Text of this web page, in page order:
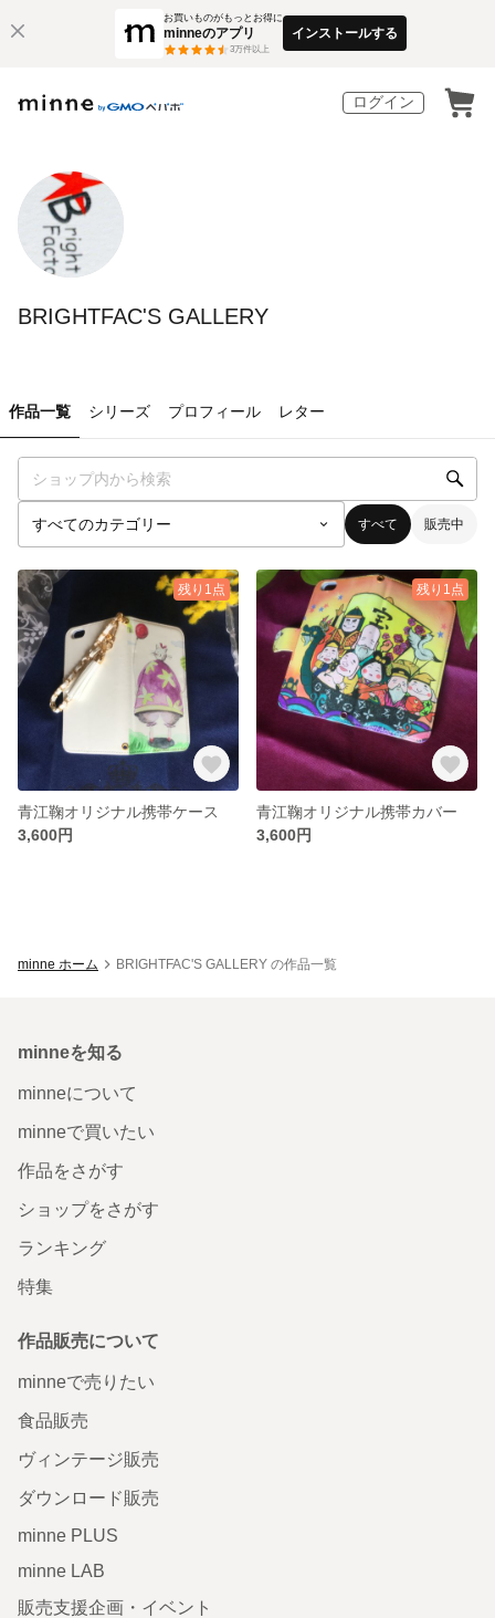
お買いものがもっとお得に
minneのアプリ
3万件以上
インストールする
ログイン
BRIGHTFAC'S GALLERY
作品一覧 シリーズ プロフィール レター
すべて 販売中
残り1点
青江鞠オリジナル携帯ケース
3,600円
残り1点
青江鞠オリジナル携帯カバー
3,600円
minne ホーム BRIGHTFAC'S GALLERY の作品一覧
minneを知る
minneについて
minneで買いたい
作品をさがす
ショップをさがす
ランキング
特集
作品販売について
minneで売りたい
食品販売
ヴィンテージ販売
ダウンロード販売
minne PLUS
minne LAB
販売支援企画・イベント